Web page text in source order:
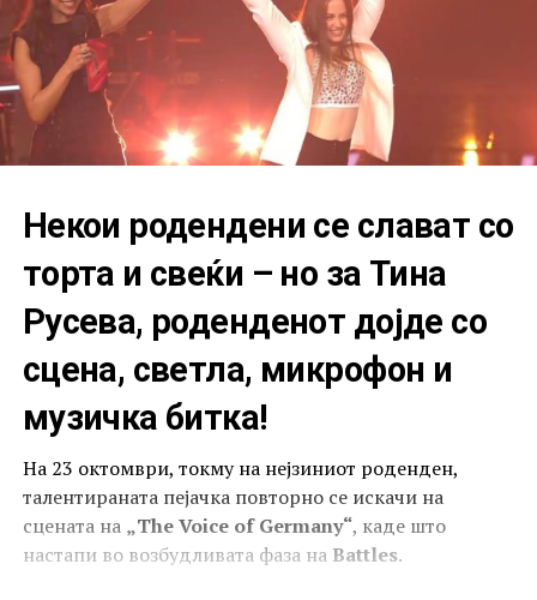
Некои родендени се слават со
торта и свеќи – но за Тина
Русева, роденденот дојде со
сцена, светла, микрофон и
музичка битка!
На 23 октомври, токму на нејзиниот роденден,
талентираната пејачка повторно се искачи на
сцената на „The Voice of Germany“, каде што
настапи во возбудливата фаза на Battles.